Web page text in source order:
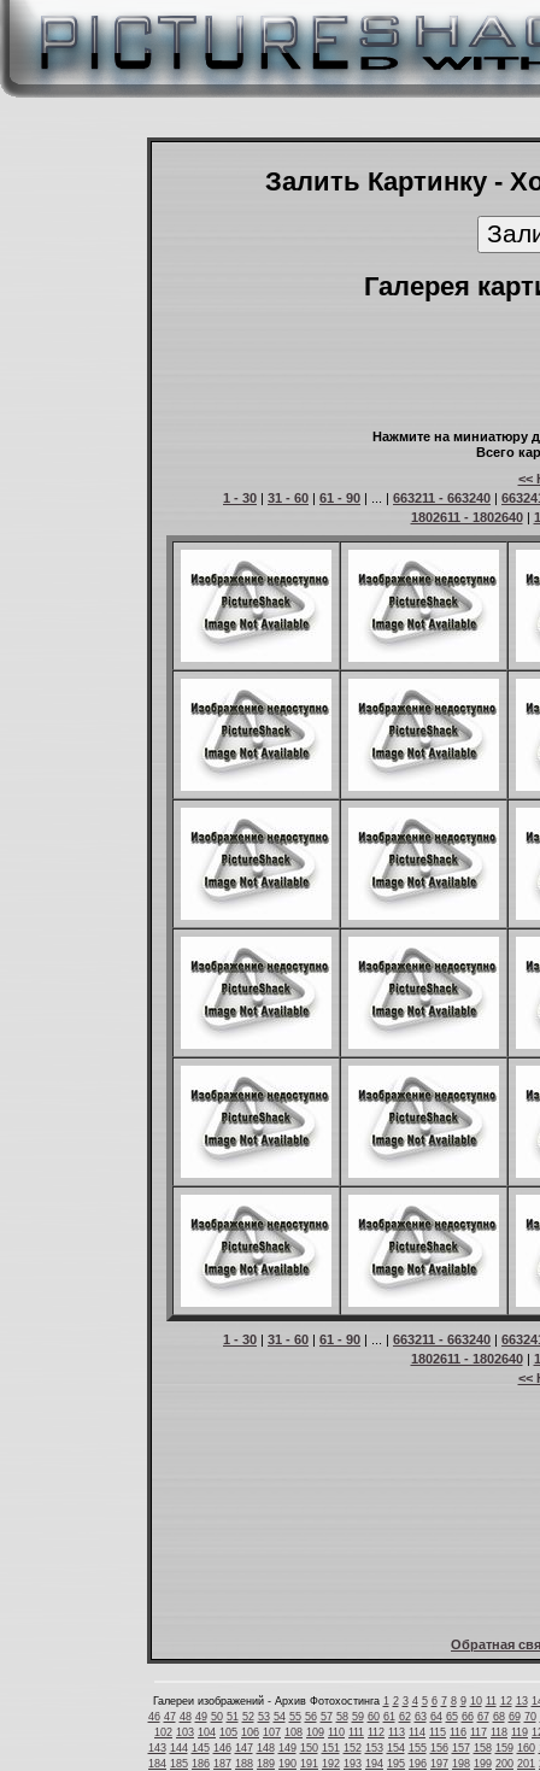
Залить Картинку -
Галерея
Нажмите на миниатюру
Всего
<<
1 - 30 | 31 - 60 | 61 - 90 | ... | 663211 - 663240 |
1802611 - 1802640|
1 - 30 | 31 - 60 | 61 - 90 | ... | 663211 - 663240 |
1802611 - 1802640|
<<
Обратная
Галереи изображений - Архив Фотохостинга 1 2 3 4 5 6 7 8 9 10 11 12 13
46 47 48 49 50 51 52 53 54 55 56 57 58 59 60 61 62 63 64 65 66 67 68 69 70
102 103 104 105 106 107 108 109 110 111 112 113 114 115 116 117 118 119
143 144 145 146 147 148 149 150 151 152 153 154 155 156 157 158 159 160
184 185 186 187 188 189 190 191 192 193 194 195 196 197 198 199 200 201